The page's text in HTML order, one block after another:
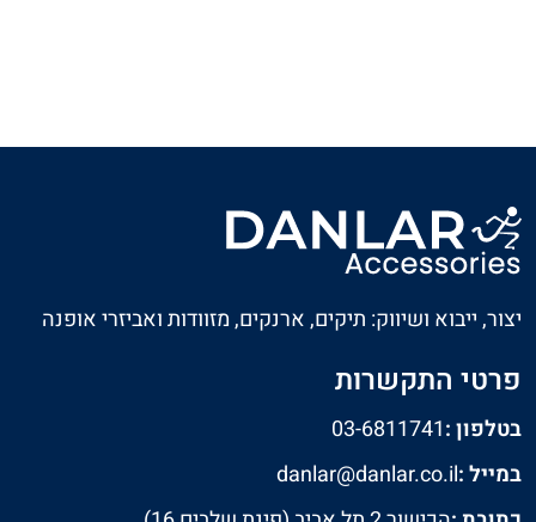
יצור, ייבוא ושיווק: תיקים, ארנקים, מזוודות ואביזרי אופנה
פרטי התקשרות
בטלפון :03-6811741
במייל :danlar@danlar.co.il